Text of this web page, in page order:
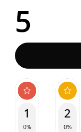
5
1
0%
2
0%